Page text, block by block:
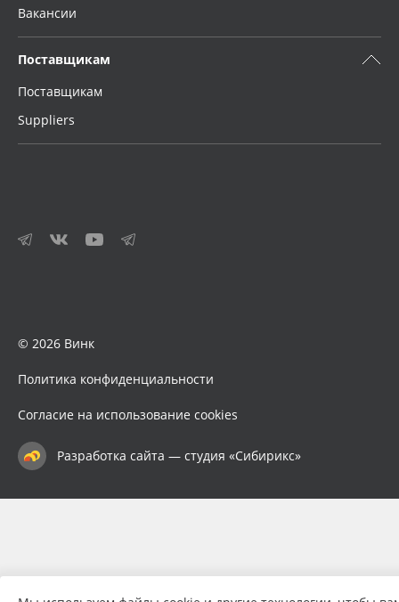
Вакансии
Поставщикам
Поставщикам
Suppliers
© 2026 Винк
Политика конфиденциальности
Согласие на использование cookies
Разработка сайта — студия «Сибирикс»